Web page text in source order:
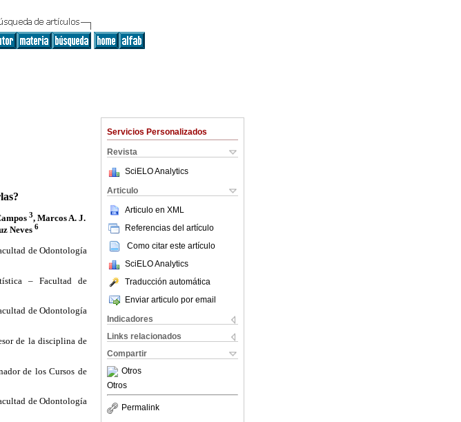
Servicios Personalizados
Revista
SciELO Analytics
Articulo
Articulo en XML
Referencias del artículo
Como citar este artículo
SciELO Analytics
Traducción automática
Enviar articulo por email
Indicadores
Links relacionados
Compartir
Otros
Otros
Permalink
3, Marcos A. J.
Neves 6
de Odontología
– Facultad de
de Odontología
de la disciplina de
de los Cursos de
de Odontología